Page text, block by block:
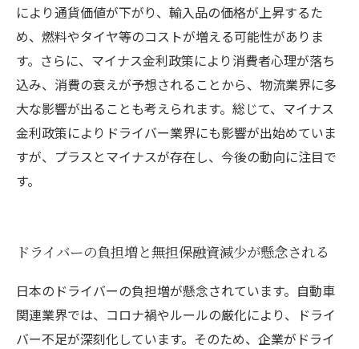
により通貨価値が下がり、輸入品の価格が上昇するた
め、燃料やタイヤ等のコストが増える可能性がありま
す。さらに、マイナス金利政策により消費者心理が落ち
込み、消費の衰えが予想されることから、物流業界に多
大な影響が出ることも考えられます。総じて、マイナス
金利政策によりドライバー業界にも影響が出始めていま
すが、プラスとマイナスが存在し、今後の動向に注目で
す。
ドライバーの負担増と無担保融資減少が懸念される
日本のドライバーの負担増が懸念されています。自動車
関連業界では、コロナ禍やルールの厳化により、ドライ
バー不足が深刻化しています。そのため、企業がドライ